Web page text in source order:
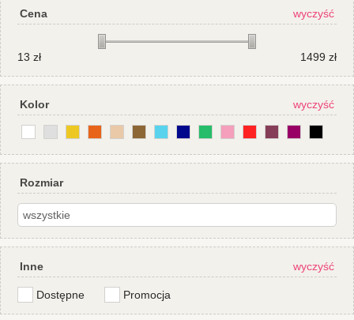
Cena wyczyść
13 zł 1499 zł
Kolor wyczyść
Rozmiar
Inne wyczyść
Dostępne Promocja